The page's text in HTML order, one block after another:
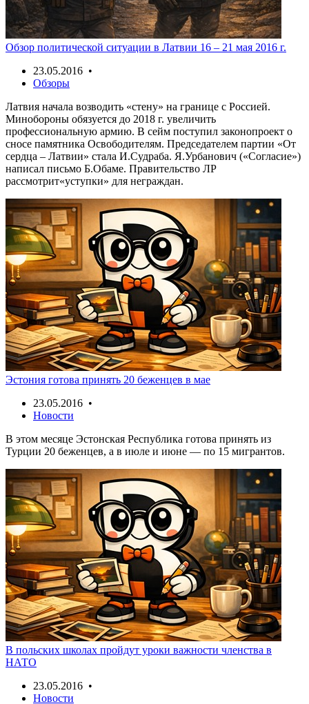
Обзор политической ситуации в Латвии 16 – 21 мая 2016 г.
23.05.2016 •
Обзоры
Латвия начала возводить «стену» на границе с Россией.
Минобороны обязуется до 2018 г. увеличить
профессиональную армию. В сейм поступил законопроект о
сносе памятника Освободителям. Председателем партии «От
сердца – Латвии» стала И.Судраба. Я.Урбанович («Согласие»)
написал письмо Б.Обаме. Правительство ЛР
рассмотрит«уступки» для неграждан.
Эстония готова принять 20 беженцев в мае
23.05.2016 •
Новости
В этом месяце Эстонская Республика готова принять из
Турции 20 беженцев, а в июле и июне — по 15 мигрантов.
В польских школах пройдут уроки важности членства в
НАТО
23.05.2016 •
Новости